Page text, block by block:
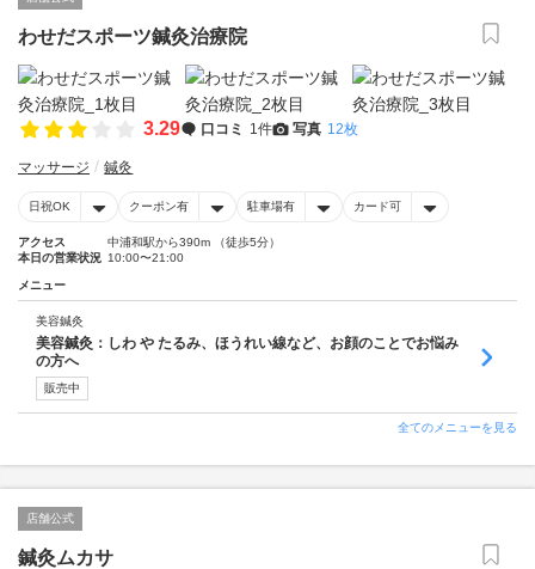
わせだスポーツ鍼灸治療院
3.29 口コミ 1件 写真 12枚
マッサージ 鍼灸
日祝OK クーポン有 駐車場有 カード可
アクセス
中浦和駅から390m （徒歩5分）
本日の営業状況 10:00〜21:00
メニュー
美容鍼灸
美容鍼灸：しわ や たるみ、ほうれい線など、お顔のことでお悩み
の方へ
販売中
全てのメニューを見る
店舗公式
鍼灸ムカサ